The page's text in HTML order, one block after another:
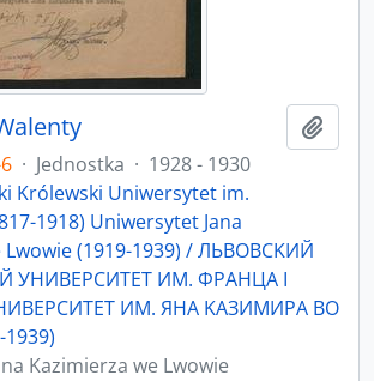
· Jednostka · 1928 - 1930
Królewski Uniwersytet im.
1918) Uniwersytet Jana
(1919-1939) / ЛЬBOBCKИЙ
УНИBEPCИTET ИМ. ФPAНЦA I
ИМ. ЯНA KAЗИМИPA ВO
1939)
Kazimierza we Lwowie